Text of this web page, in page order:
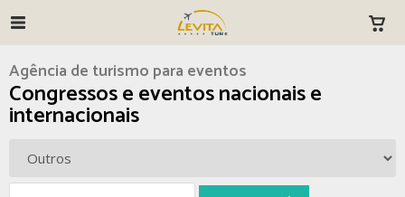
Agência de turismo para eventos
Congressos e eventos nacionais e
internacionais